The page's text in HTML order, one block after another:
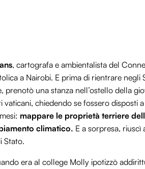
, cartografa e ambientalista del
a Nairobi. E prima di rientrare negli
prenotò una stanza nell’ostello della
vaticani, chiedendo se fossero disposti
mappare le proprietà terriere
climatico. E a sorpresa,
Stato.
era al college Molly ipotizzò